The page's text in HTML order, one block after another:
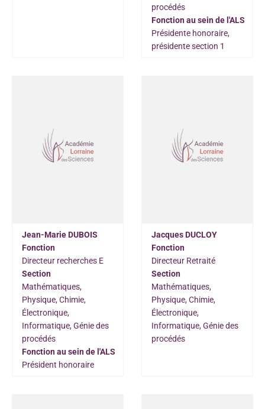
procédés
Fonction au sein de l'ALS
Présidente honoraire,
présidente section 1
Jean-Marie DUBOIS
Fonction
Directeur recherches E
Section
Mathématiques,
Physique, Chimie,
Électronique,
Informatique, Génie des
procédés
Fonction au sein de l'ALS
Président honoraire
Jacques DUCLOY
Fonction
Directeur Retraité
Section
Mathématiques,
Physique, Chimie,
Électronique,
Informatique, Génie des
procédés